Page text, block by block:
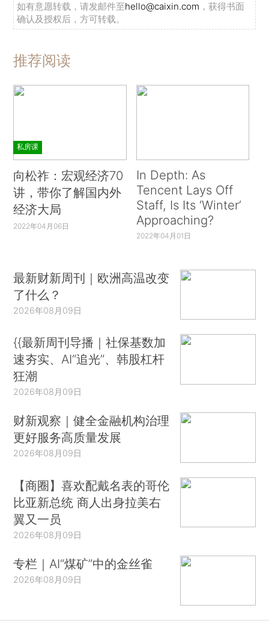
如有意愿转载，请发邮件至hello@caixin.com ，获得书面
确认及授权后，方可转载。
推荐阅读
私房课
向松祚：宏观经济70
讲，带你了解国内外
经济大局
2022年04月06日
In Depth: As
Tencent Lays Off
Staff, Is Its ‘Winter’
Approaching?
2022年04月01日
最新财新周刊｜欧洲高温改变
了什么？
2026年08月09日
{{最新周刊导播｜社保基数加
速夯实、AI“追光”、韩股杠杆
狂潮
2026年08月09日
财新观察｜健全金融机构治理
更好服务高质量发展
2026年08月09日
【商圈】喜欢配戴名表的哥伦
比亚新总统 商人出身拉美右
翼又一员
2026年08月09日
专栏｜AI“煤矿”中的金丝雀
2026年08月09日